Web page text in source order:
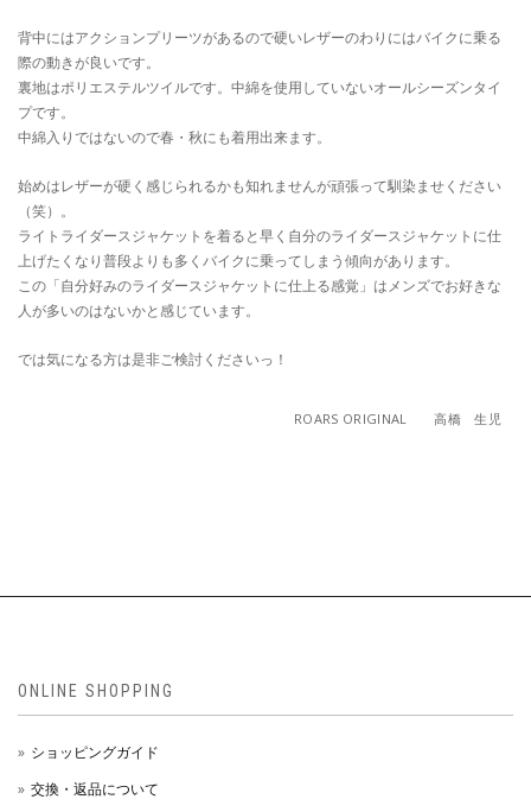
背中にはアクションプリーツがあるので硬いレザーのわりにはバイクに乗る
際の動きが良いです。
裏地はポリエステルツイルです。中綿を使用していないオールシーズンタイ
プです。
中綿入りではないので春・秋にも着用出来ます。
始めはレザーが硬く感じられるかも知れませんが頑張って馴染ませください
（笑）。
ライトライダースジャケットを着ると早く自分のライダースジャケットに仕
上げたくなり普段よりも多くバイクに乗ってしまう傾向があります。
この「自分好みのライダースジャケットに仕上る感覚」はメンズでお好きな
人が多いのはないかと感じています。
では気になる方は是非ご検討くださいっ！
ROARS ORIGINAL 高橋 生児
ONLINE SHOPPING
ショッピングガイド
交換・返品について